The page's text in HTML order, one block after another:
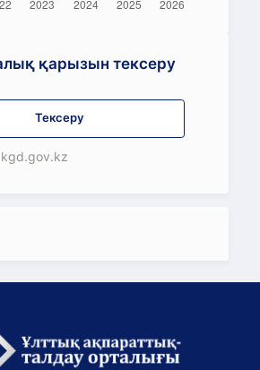
қарызын тексеру
Тексеру